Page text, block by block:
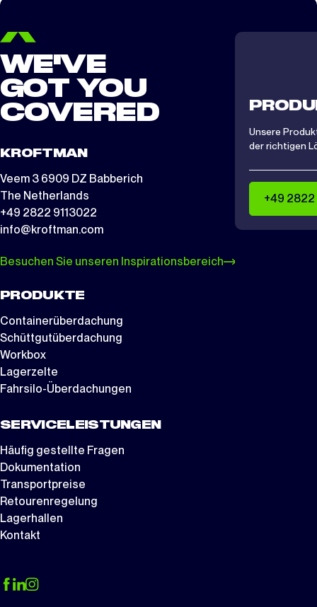
geprüft werden. Vor allem die Kombination aus Wand,
Ankern und Windbelastung entscheidet, ob die Montage
sicher ist.
WE'VE
GOT YOU
COVERED
KROFTMAN
Veem 3 6909 DZ Babberich
The Netherlands
+49 2822 9113022
info@kroftman.com
Besuchen Sie unseren Inspirationsbereich
PRODUKTE
Containerüberdachung
Schüttgutüberdachung
Workbox
Lagerzelte
Fahrsilo-Überdachungen
SERVICELEISTUNGEN
Häufig gestellte Fragen
Dokumentation
Transportpreise
Retourenregelung
Lagerhallen
Kontakt
Unsere
der richtigen
+49 2822